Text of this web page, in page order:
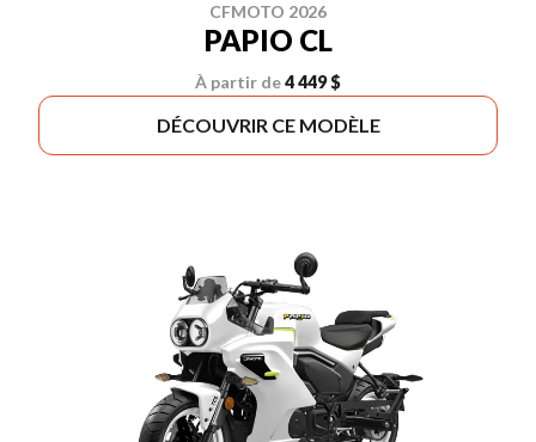
CFMOTO 2026
PAPIO CL
À partir de4 449 $
DÉCOUVRIR CE MODÈLE